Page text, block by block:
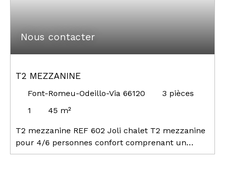
Nous contacter
T2 MEZZANINE
Font-Romeu-Odeillo-Via 66120 3 pièces
1
45 m²
T2 mezzanine REF 602 Joli chalet T2 mezzanine
pour 4/6 personnes confort comprenant un
salon/séjour avec cuisine équipée ouvrant sur